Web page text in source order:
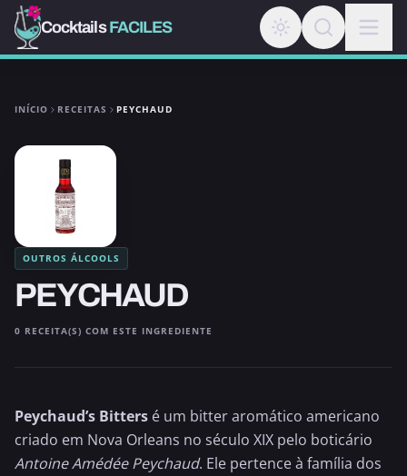
CocktailsFACILES
INÍCIO RECEITAS PEYCHAUD
OUTROS ÁLCOOLS
PEYCHAUD
0 RECEITA(S) COM ESTE INGREDIENTE
Peychaud’s Bitters é um bitter aromático americano
criado em Nova Orleans no século XIX pelo boticário
Antoine Amédée Peychaud. Ele pertence à família dos